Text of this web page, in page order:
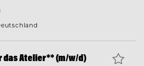
das Atelier** (m/w/d)